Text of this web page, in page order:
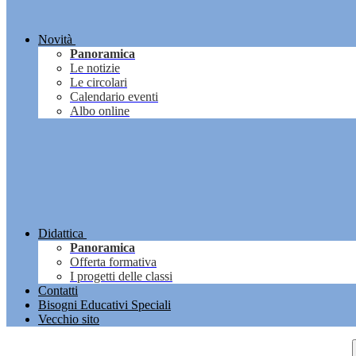
Novità
Panoramica
Le notizie
Le circolari
Calendario eventi
Albo online
Didattica
Panoramica
Offerta formativa
I progetti delle classi
Contatti
Bisogni Educativi Speciali
Vecchio sito